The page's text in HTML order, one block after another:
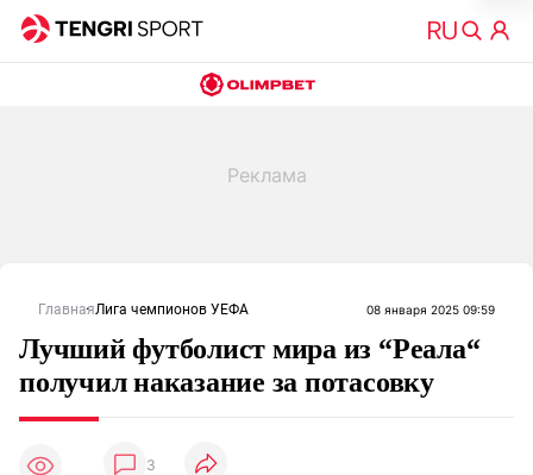
ГлавнаяЛига чемпионов УЕФА 08 января 2025 09:59
Лучший футболист мира из “Реала“
получил наказание за потасовку
3